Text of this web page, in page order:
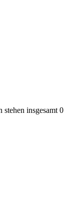
insgesamt 0